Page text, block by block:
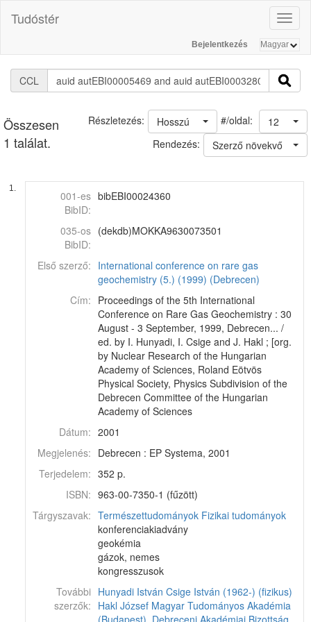
Tudóstér
Bejelentkezés
CCL
Összesen
1 találat.
#/oldal: 12
Hosszú
Részletezés:
Rendezés:
Szerző növekvő
1.
001-es
BibID:
bibEBI00024360
035-os
BibID:
(dekdb)MOKKA9630073501
Első szerző: International conference on rare gas
geochemistry (5.) (1999) (Debrecen)
Cím: Proceedings of the 5th International
Conference on Rare Gas Geochemistry : 30
August - 3 September, 1999, Debrecen... /
ed. by I. Hunyadi, I. Csige and J. Hakl ; [org.
by Nuclear Research of the Hungarian
Academy of Sciences, Roland Eötvös
Physical Society, Physics Subdivision of the
Debrecen Committee of the Hungarian
Academy of Sciences
Dátum: 2001
Megjelenés: Debrecen : EP Systema, 2001
Terjedelem: 352 p.
ISBN: 963-00-7350-1 (fűzött)
Tárgyszavak: Természettudományok Fizikai tudományok
konferenciakiadvány
geokémia
gázok, nemes
kongresszusok
További
szerzők:
Hunyadi István Csige István (1962-) (fizikus)
Hakl József Magyar Tudományos Akadémia
(Budapest). Debreceni Akadémiai Bizottság.